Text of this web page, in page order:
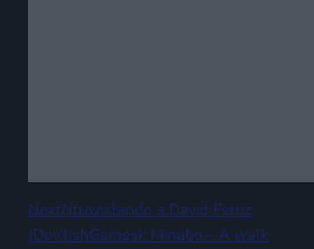
NextNtrevistando a David Ferriz
(DevilishGames): Minabo – A walk